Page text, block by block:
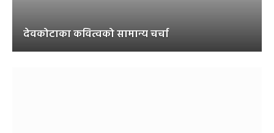
देवकोटाका कवित्वको सामान्य चर्चा